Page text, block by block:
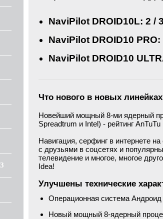
NaviPilot DROID10L: 2 /
NaviPilot DROID10 PRO:
NaviPilot DROID10
Что нового в новых
Новейший мощный 8-ми ядерный
Spreadtrum и Intel) - рейтинг
Навигация, серфинг в интернете
с друзьями в соцсетях и
телевидение и многое, многое
Idea!
Улучшены технические
Операционная система Андроид
Новый мощный 8-ядерный